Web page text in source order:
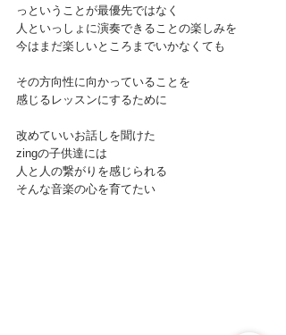
っということが最優先ではなく
人といっしょに演奏できることの楽しみを
今はまだ楽しいところまでいかなくても
その方向性に向かっていることを
感じるレッスンにするために
改めていいお話しを聞けた
zingの子供達には
人と人の繋がりを感じられる
そんな音楽の心を育てたい